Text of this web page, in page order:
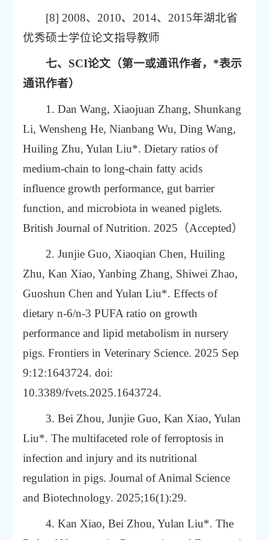
[8] 2008、2010、2014、2015年湖北省
优秀硕士学位论文指导教师
七、 SCI论文（第一或通讯作者，*表示
通讯作者）
1. Dan Wang, Xiaojuan Zhang, Shunkang
Li, Wensheng He, Nianbang Wu, Ding Wang,
Huiling Zhu, Yulan Liu*.Dietary ratios of
medium-chain to long-chain fatty acids
influence growth performance, gut barrier
function, and microbiota in weaned piglets.
British Journal of Nutrition. 2025（Accepted）
2. Junjie Guo, Xiaoqian Chen, Huiling
Zhu, Kan Xiao, Yanbing Zhang, Shiwei Zhao,
Guoshun Chen and Yulan Liu*. Effects of
dietary n-6/n-3 PUFA ratio on growth
performance and lipid metabolism in nursery
pigs. Frontiers in Veterinary Science. 2025 Sep
9:12:1643724. doi:
10.3389/fvets.2025.1643724.
3. Bei Zhou, Junjie Guo, Kan Xiao, Yulan
Liu*. The multifaceted role of ferroptosis in
infection and injury and its nutritional
regulation in pigs. Journal of Animal Science
and Biotechnology. 2025;16(1):29.
4. Kan Xiao, Bei Zhou, Yulan Liu*. The